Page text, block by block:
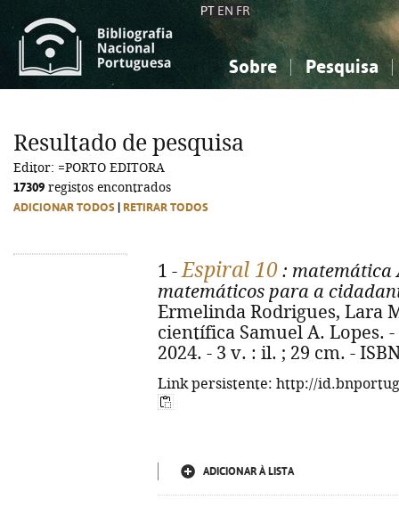
PT EN FR
Sobre Pesquisa
Ciências sociais...
Ciências sociais...
Resultado de pesquisa
Editor: =PORTO EDITORA
17309 registos encontrados
ADICIONAR TODOS RETIRAR TODOS
1 -Espiral 10 : matemática
matemáticos para a
Ermelinda Rodrigues, Lara
científica Samuel A. Lopes.
2024. - 3 v. : il. ; 29 cm. -
Link persistente: http://
ADICIONAR À LISTA